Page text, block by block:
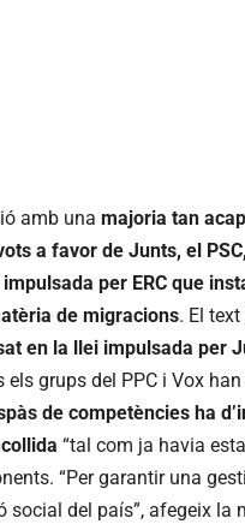
amb una majoria tan
a favor de Junts, el
per ERC que
de migracions. El
en la llei impulsada per
els grups del PPC i Vox
de competències ha
“tal com ja havia
“Per garantir una
social del país”, afegeix la